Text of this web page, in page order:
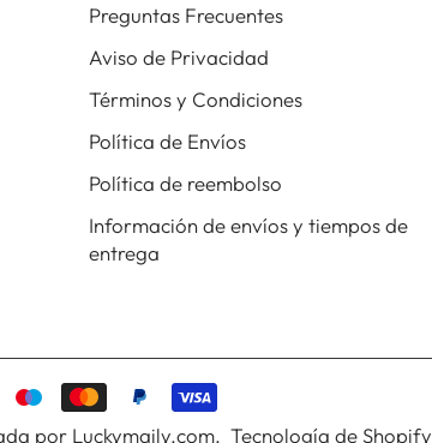
Preguntas Frecuentes
Aviso de Privacidad
Términos y Condiciones
Política de Envíos
Política de reembolso
Información de envíos y tiempos de
entrega
por Luckymaily.com. Tecnología de Shopify